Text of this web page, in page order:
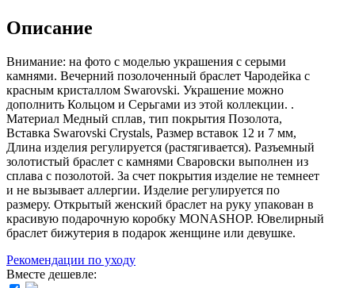
Описание
Внимание: на фото с моделью украшения с серыми
камнями. Вечерний позолоченный браслет Чародейка с
красным кристаллом Swarovski. Украшение можно
дополнить Кольцом и Серьгами из этой коллекции. .
Материал Медный сплав, тип покрытия Позолота,
Вставка Swarovski Crystals, Размер вставок 12 и 7 мм,
Длина изделия регулируется (растягивается). Разъемный
золотистый браслет с камнями Сваровски выполнен из
сплава с позолотой. За счет покрытия изделие не темнеет
и не вызывает аллергии. Изделие регулируется по
размеру. Открытый женский браслет на руку упакован в
красивую подарочную коробку MONASHOP. Ювелирный
браслет бижутерия в подарок женщине или девушке.
Рекомендации по уходу
Вместе дешевле: